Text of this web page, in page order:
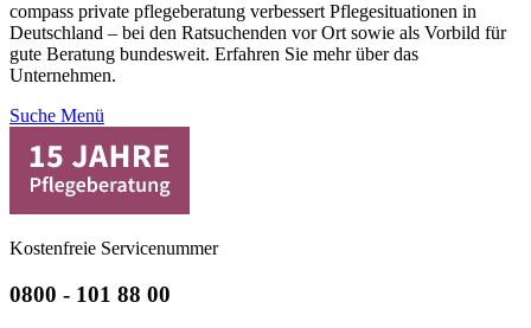
compass private pflegeberatung verbessert Pflegesituationen in
Deutschland – bei den Ratsuchenden vor Ort sowie als Vorbild für
gute Beratung bundesweit. Erfahren Sie mehr über das
Unternehmen.
Suche Menü
Kostenfreie Servicenummer
0800 - 101 88 00